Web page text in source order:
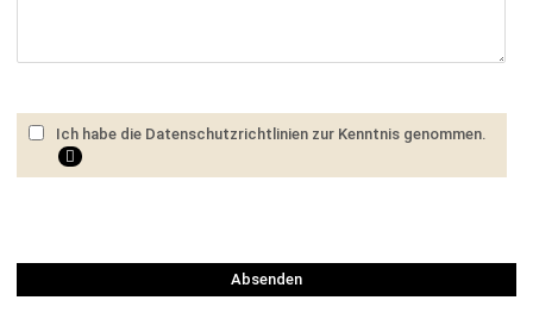
Ich habe die Datenschutzrichtlinien zur Kenntnis genommen.
Absenden